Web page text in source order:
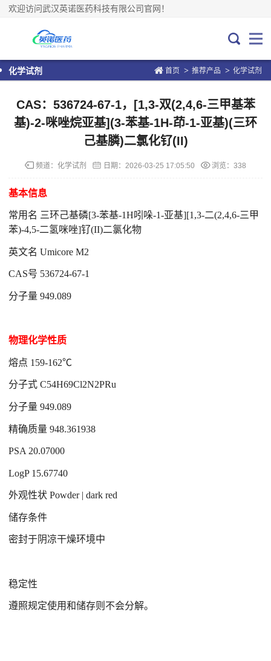
欢迎访问武汉英诺医药科技有限公司官网！
首页 > 推荐产品 > 化学试剂
化学试剂
CAS：536724-67-1，[1,3-双(2,4,6-三甲基苯
基)-2-咪唑烷亚基](3-苯基-1H-茚-1-亚基)(三环
己基膦)二氯化钌(II)
频道： 化学试剂 日期： 2026-03-25 17:05:50 浏览：338
基本信息
常用名 三环己基磷[3-苯基-1H吲哚-1-亚基][1,3-二(2,4,6-三甲
苯)-4,5-二氢咪唑]钌(II)二氯化物
英文名 Umicore M2
CAS号 536724-67-1
分子量 949.089
物理化学性质
熔点 159-162℃
分子式 C54H69Cl2N2PRu
分子量 949.089
精确质量 948.361938
PSA 20.07000
LogP 15.67740
外观性状 Powder | dark red
储存条件
密封于阴凉干燥环境中
稳定性
遵照规定使用和储存则不会分解。